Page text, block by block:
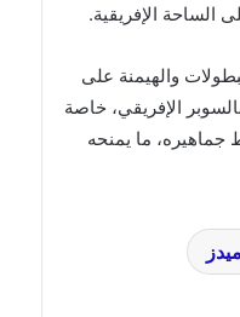
الساحة الإفريقية.
والهيمنة على
الإفريقي، خاصة
جماهيره، ما يمنحه